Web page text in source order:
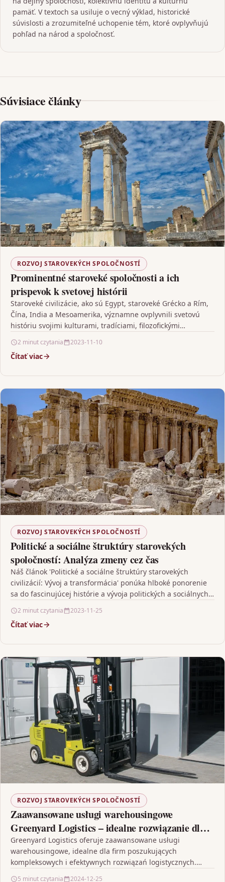
pamäť. V textoch sa usiluje o vecný výklad, historické
súvislosti a zrozumiteľné uchopenie tém, ktoré ovplyvňujú
pohľad na národ a spoločnosť.
Súvisiace články
ROZVOJ STAROVEKÝCH SPOLOČNOSTÍ
Prominentné staroveké spoločnosti a ich
prispevok k svetovej histórii
Staroveké civilizácie, ako sú Egypt, staroveké Grécko a Rím,
Čína, India a Mesoamerika, významne ovplyvnili svetovú
históriu svojimi kulturami, tradíciami, filozofickými
2 minut czytania 2023-11-10
Čítať viac
ROZVOJ STAROVEKÝCH SPOLOČNOSTÍ
Politické a sociálne štruktúry starovekých
spoločností: Analýza zmeny cez čas
Náš článok 'Politické a sociálne štruktúry starovekých
civilizácií: Vývoj a transformácia' ponúka hlboké ponorenie
sa do fascinujúcej histórie a vývoja politických a sociálnych
2 minut czytania 2023-11-25
Čítať viac
ROZVOJ STAROVEKÝCH SPOLOČNOSTÍ
Zaawansowane usługi warehousingowe
Greenyard Logistics – idealne rozwiązanie dla
Twojej działalności logistycznej
Greenyard Logistics oferuje zaawansowane usługi
warehousingowe, idealne dla firm poszukujących
kompleksowych i efektywnych rozwiązań logistycznych.
5 minut czytania 2024-12-25